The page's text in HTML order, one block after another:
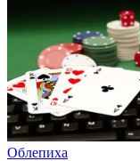
Облепиха